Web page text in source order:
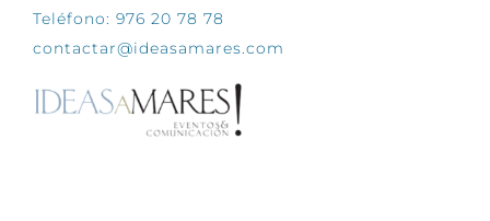
Teléfono: 976 20 78 78
contactar@ideasamares.com